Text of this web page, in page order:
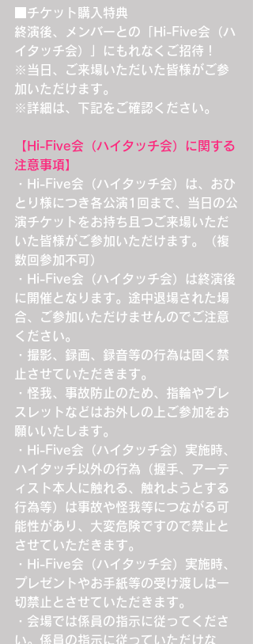
■チケット購入特典
終演後、メンバーとの「Hi-Five会（ハ
イタッチ会）」にもれなくご招待！
※当日、ご来場いただいた皆様がご参
加いただけます。
※詳細は、下記をご確認ください。
【Hi-Five会（ハイタッチ会）に関する
注意事項】
・Hi-Five会（ハイタッチ会）は、おひ
とり様につき各公演1回まで、当日の公
演チケットをお持ち且つご来場いただ
いた皆様がご参加いただけます。（複
数回参加不可）
・Hi-Five会（ハイタッチ会）は終演後
に開催となります。途中退場された場
合、ご参加いただけませんのでご注意
ください。
・撮影、録画、録音等の行為は固く禁
止させていただきます。
・怪我、事故防止のため、指輪やブレ
スレットなどはお外しの上ご参加をお
願いいたします。
・Hi-Five会（ハイタッチ会）実施時、
ハイタッチ以外の行為（握手、アーテ
ィスト本人に触れる、触れようとする
行為等）は事故や怪我等につながる可
能性があり、大変危険ですので禁止と
させていただきます。
・Hi-Five会（ハイタッチ会）実施時、
プレゼントやお手紙等の受け渡しは一
切禁止とさせていただきます。
・会場では係員の指示に従ってくださ
い。係員の指示に従っていただけな